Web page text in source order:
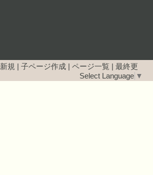
新規 子ページ作成 ページ一覧
最終更
Select Language ▼